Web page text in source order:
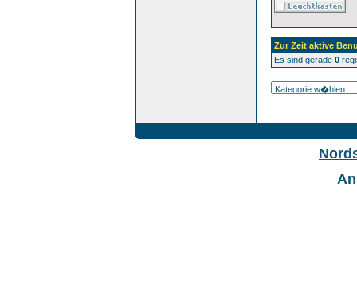
Zur Zeit aktive
Es sind gerade 0